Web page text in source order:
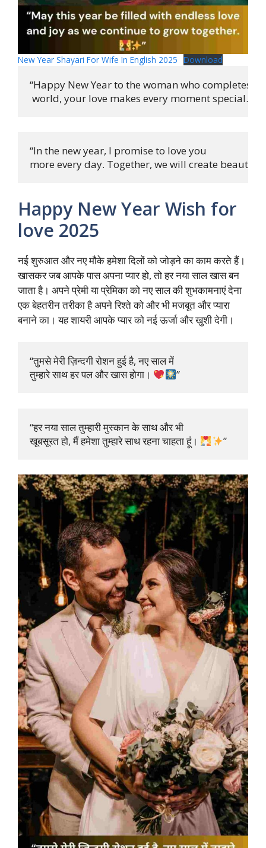
New Year Shayari For Wife In English 2025 Download
“Happy New Year to the woman who completes
world, your love makes every moment special.
“In the new year, I promise to love you
more every day. Together, we will create
Happy New Year Wish for
love 2025
नई शुरुआत और नए मौके हमेशा दिलों को जोड़ने का काम करते हैं।
खासकर जब आपके पास अपना प्यार हो, तो हर नया साल खास बन
जाता है। अपने प्रेमी या प्रेमिका को नए साल की शुभकामनाएं देना
एक बेहतरीन तरीका है अपने रिश्ते को और भी मजबूत और प्यारा
बनाने का। यह शायरी आपके प्यार को नई ऊर्जा और खुशी देगी।
“तुमसे मेरी ज़िन्दगी रोशन हुई है, नए साल में
तुम्हारे साथ हर पल और खास होगा।
”
“हर नया साल तुम्हारी मुस्कान के साथ और भी
खूबसूरत हो, मैं हमेशा तुम्हारे साथ रहना चाहता हूं।
”